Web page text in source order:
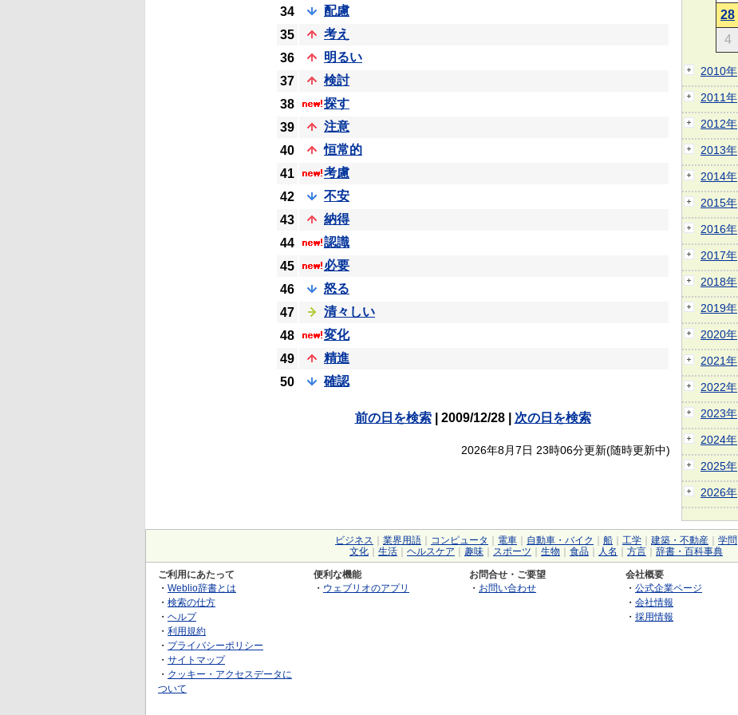
34
配慮
35
考え
36
明るい
37
検討
38
探す
39
注意
40
恒常的
41
考慮
42
不安
43
納得
44
認識
45
必要
46
怒る
47
清々しい
48
変化
49
精進
50
確認
前の日を検索| 2009/12/28 | 次の日を検索
2026年8月7日 23時06分更新(随時更新中)
28
4
2010年
2011年
2012年
2013年
2014年
2015年
2016年
2017年
2018年
2019年
2020年
2021年
2022年
2023年
2024年
2025年
2026年
ビジネス 業界用語 コンピュータ 電車 自動車・バイク 船 工学 建築・不動産
学問
文化
生活 ヘルスケア 趣味 スポーツ 生物 食品 人名 方言 辞書・百科事典
ご利用にあたって
・ Weblio辞書とは
・ 検索の仕方
・ ヘルプ
・ 利用規約
・ プライバシーポリシー
・ サイトマップ
・ クッキー・アクセスデータに
ついて
便利な機能
・ ウェブリオのアプリ
お問合せ・ご要望
・ お問い合わせ
会社概要
・ 公式企業ページ
・ 会社情報
・ 採用情報